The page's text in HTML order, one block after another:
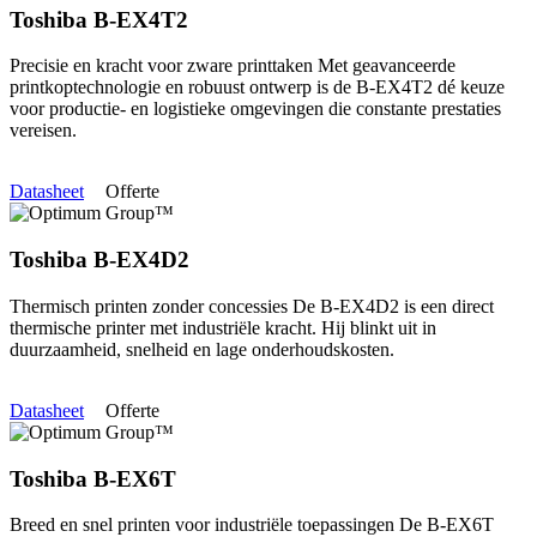
Toshiba B-EX4T2
Precisie en kracht voor zware printtaken Met geavanceerde
printkoptechnologie en robuust ontwerp is de B-EX4T2 dé keuze
voor productie- en logistieke omgevingen die constante prestaties
vereisen.
Datasheet Offerte
Toshiba B-EX4D2
Thermisch printen zonder concessies De B-EX4D2 is een direct
thermische printer met industriële kracht. Hij blinkt uit in
duurzaamheid, snelheid en lage onderhoudskosten.
Datasheet Offerte
Toshiba B-EX6T
Breed en snel printen voor industriële toepassingen De B-EX6T